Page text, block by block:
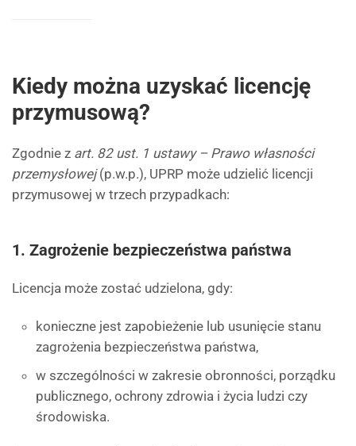
Kiedy można uzyskać licencję
przymusową?
Zgodnie z art. 82 ust. 1 ustawy – Prawo własności
przemysłowej(p.w.p.), UPRP może udzielić licencji
przymusowej w trzech przypadkach:
1. Zagrożenie bezpieczeństwa państwa
Licencja może zostać udzielona, gdy:
konieczne jest zapobieżenie lub usunięcie stanu
zagrożenia bezpieczeństwa państwa,
w szczególności w zakresie obronności, porządku
publicznego, ochrony zdrowia i życia ludzi czy
środowiska.